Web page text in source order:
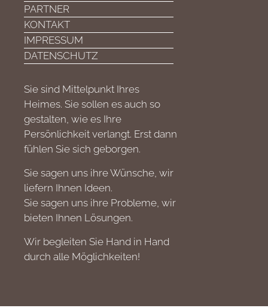
PARTNER
KONTAKT
IMPRESSUM
DATENSCHUTZ
Sie sind Mittelpunkt Ihres
Heimes. Sie sollen es auch so
gestalten, wie es Ihre
Persönlichkeit verlangt. Erst dann
fühlen Sie sich geborgen.
Sie sagen uns ihre Wünsche, wir
liefern Ihnen Ideen.
Sie sagen uns ihre Probleme, wir
bieten Ihnen Lösungen.
Wir begleiten Sie Hand in Hand
durch alle Möglichkeiten!